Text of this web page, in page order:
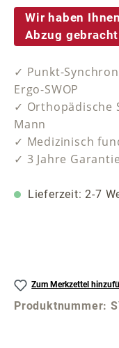
Wir haben
Abzug
✓ Punkt-
Ergo-SWOP
✓ Orthopädische
Mann
✓ Medizinisch
✓ 3 Jahre Garantie
Lieferzeit: 2-7
Zum Merkzettel
Produktnummer: